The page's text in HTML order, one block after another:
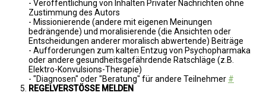
- Veröffentlichung von Inhalten Privater Nachrichten ohne
Zustimmung des Autors
- Missionierende (andere mit eigenen Meinungen
bedrängende) und moralisierende (die Ansichten oder
Entscheidungen anderer moralisch abwertende) Beiträge
- Aufforderungen zum kalten Entzug von Psychopharmaka
oder andere gesundheitsgefährdende Ratschläge (z.B.
Elektro-Konvulsions-Therapie)
- "Diagnosen" oder "Beratung" für andere Teilnehmer #
REGELVERSTÖSSE MELDEN